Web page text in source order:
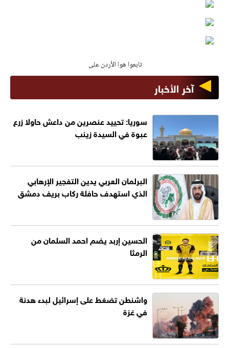
تابعوا هوا الأردن على
آخر الأخبار
سوريا: تحييد عنصرين من داعش حاولا زرع
عبوة في السيدة زينب
البرلمان العربي يدين التفجير الإرهابي
الذي استهدف حافلة ركاب بريف دمشق
الحسين إربد يضم احمد السلمان من
الرمثا
واشنطن تضغط على إسرائيل لبدء هدنة
في غزة